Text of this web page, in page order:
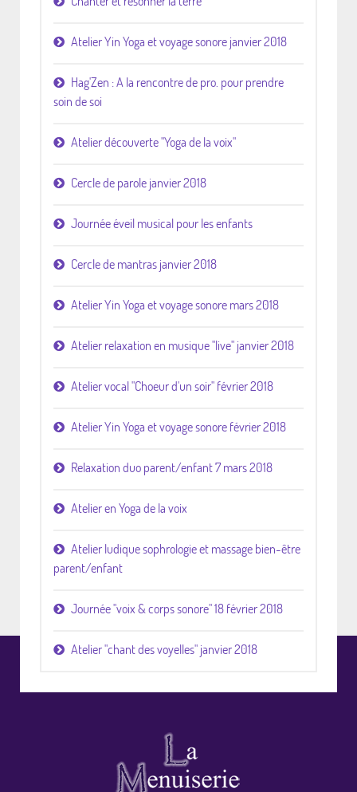
Atelier Yin Yoga et voyage sonore janvier 2018
Hag'Zen : A la rencontre de pro. pour prendre
soin de soi
Atelier découverte "Yoga de la voix"
Cercle de parole janvier 2018
Journée éveil musical pour les enfants
Cercle de mantras janvier 2018
Atelier Yin Yoga et voyage sonore mars 2018
Atelier relaxation en musique "live" janvier 2018
Atelier vocal "Choeur d'un soir" février 2018
Atelier Yin Yoga et voyage sonore février 2018
Relaxation duo parent/enfant 7 mars 2018
Atelier en Yoga de la voix
Atelier ludique sophrologie et massage bien-être
parent/enfant
Journée "voix & corps sonore" 18 février 2018
Atelier "chant des voyelles" janvier 2018